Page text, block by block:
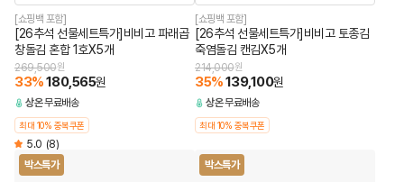
[쇼핑백 포함]
[26추석 선물세트특가]비비고 파래곱
창돌김 혼합 1호X5개
269,500원
33%180,565원
상온무료배송
최대 10% 중복쿠폰
5.0 (8)
[쇼핑백 포함]
[26추석 선물세트특가]비비고 토종김
죽염돌김 캔김X5개
214,000원
35%139,100원
상온무료배송
최대 10% 중복쿠폰
박스특가 박스특가